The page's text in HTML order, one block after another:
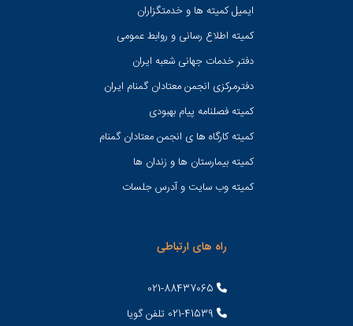
ایمیل کمیته ها و خدمتگزاران
کميته اطلاع رسانی و روابط عمومی
دفتر خدمات جهانی شعبه ايران
دفترمرکزی انجمن معتادان گمنام ایران
کمیته فصلنامه پیام بهبودی
کمیته کارگاه ها ی انجمن معتادان گمنام
کمیته بیمارستان ها و زندان ها
کمیته وب سایت و آدرس جلسات
راه های ارتباطی